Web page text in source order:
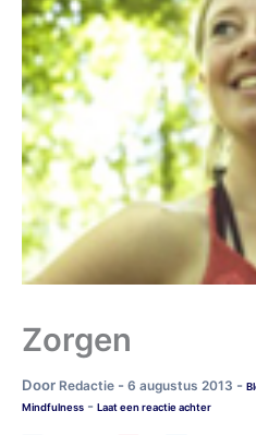
Zorgen
Door Redactie - 6 augustus 2013 -
Mindfulness - Laat een reactie achter